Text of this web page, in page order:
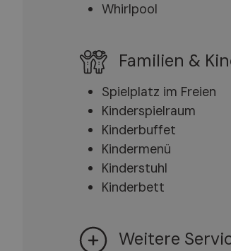
Whirlpool
Familien &
Spielplatz im Freien
Kinderspielraum
Kinderbuffet
Kindermenü
Kinderstuhl
Kinderbett
Weitere